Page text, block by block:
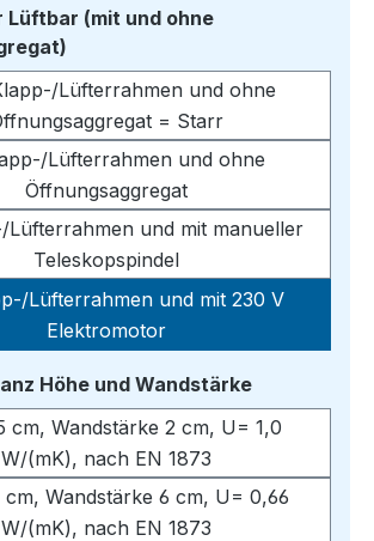
Lüftbar (mit und ohne
Lüfterrahmen und ohne
= Starr
Lüfterrahmen und ohne
Öffnungsaggregat
Lüfterrahmen und mit manueller
Teleskopspindel
Lüfterrahmen und mit 230 V
Elektromotor
Höhe und Wandstärkeauswählen
cm, Wandstärke 2 cm, U= 1,0
W/(mK), nach EN 1873
cm, Wandstärke 6 cm, U= 0,66
W/(mK), nach EN 1873